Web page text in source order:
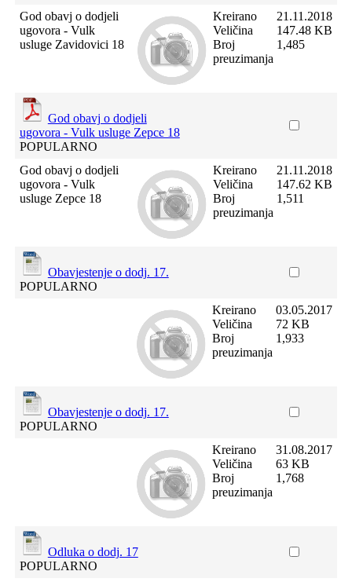
God obavj o dodjeli
ugovora - Vulk
usluge Zavidovici 18
Kreirano
Veličina
Broj
preuzimanja
21.11.2018
147.48 KB
1,485
God obavj o dodjeli
ugovora - Vulk usluge Zepce 18
POPULARNO
God obavj o dodjeli
ugovora - Vulk
usluge Zepce 18
Kreirano
Veličina
Broj
preuzimanja
21.11.2018
147.62 KB
1,511
Obavjestenje o dodj. 17.
POPULARNO
Kreirano
Veličina
Broj
preuzimanja
03.05.2017
72 KB
1,933
Obavjestenje o dodj. 17.
POPULARNO
Kreirano
Veličina
Broj
preuzimanja
31.08.2017
63 KB
1,768
Odluka o dodj. 17
POPULARNO